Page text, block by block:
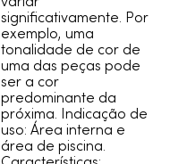
significativamente. Por
exemplo, uma
tonalidade de cor de
uma das peças pode
ser a cor
predominante da
próxima. Indicação de
uso: Área interna e
área de piscina.